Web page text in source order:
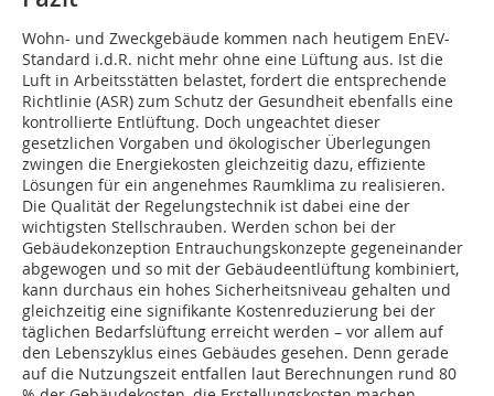
Wohn- und Zweckgebäude kommen nach heutigem EnEV-
Standard i.d.R. nicht mehr ohne eine Lüftung aus. Ist die
Luft in Arbeitsstätten belastet, fordert die entsprechende
Richtlinie (ASR) zum Schutz der Gesundheit ebenfalls eine
kontrollierte Entlüftung. Doch ungeachtet dieser
gesetzlichen Vorgaben und ökologischer Überlegungen
zwingen die Energiekosten gleichzeitig dazu, effiziente
Lösungen für ein angenehmes Raumklima zu realisieren.
Die Qualität der Regelungstechnik ist dabei eine der
wichtigsten Stellschrauben. Werden schon bei der
Gebäudekonzeption Entrauchungskonzepte gegeneinander
abgewogen und so mit der Gebäudeentlüftung kombiniert,
kann durchaus ein hohes Sicherheitsniveau gehalten und
gleichzeitig eine signifikante Kostenreduzierung bei der
täglichen Bedarfslüftung erreicht werden – vor allem auf
den Lebenszyklus eines Gebäudes gesehen. Denn gerade
auf die Nutzungszeit entfallen laut Berechnungen rund 80